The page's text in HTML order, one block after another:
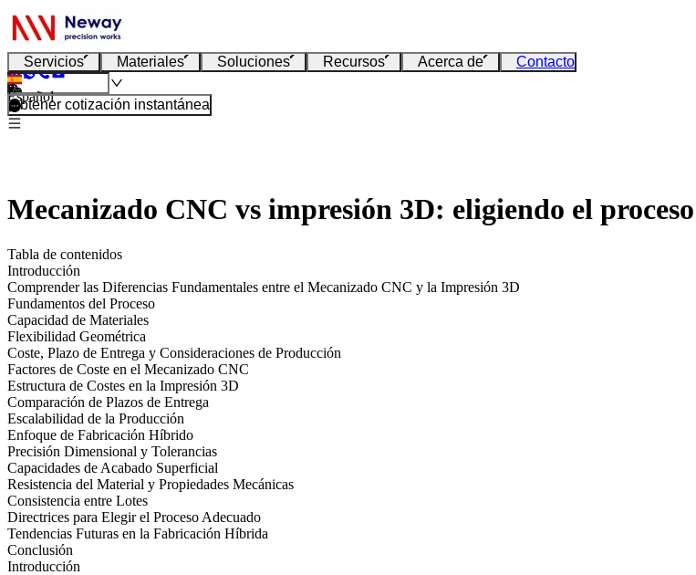
Servicios Materiales Soluciones Recursos Acerca de Contacto
Español
Obtener cotización instantánea
Mecanizado CNC vs impresión 3D: eligiendo el
Tabla de contenidos
Introducción
Comprender las Diferencias Fundamentales entre el Mecanizado CNC y la Impresión 3D
Fundamentos del Proceso
Capacidad de Materiales
Flexibilidad Geométrica
Coste, Plazo de Entrega y Consideraciones de Producción
Factores de Coste en el Mecanizado CNC
Estructura de Costes en la Impresión 3D
Comparación de Plazos de Entrega
Escalabilidad de la Producción
Enfoque de Fabricación Híbrido
Precisión Dimensional y Tolerancias
Capacidades de Acabado Superficial
Resistencia del Material y Propiedades Mecánicas
Consistencia entre Lotes
Directrices para Elegir el Proceso Adecuado
Tendencias Futuras en la Fabricación Híbrida
Conclusión
Introducción